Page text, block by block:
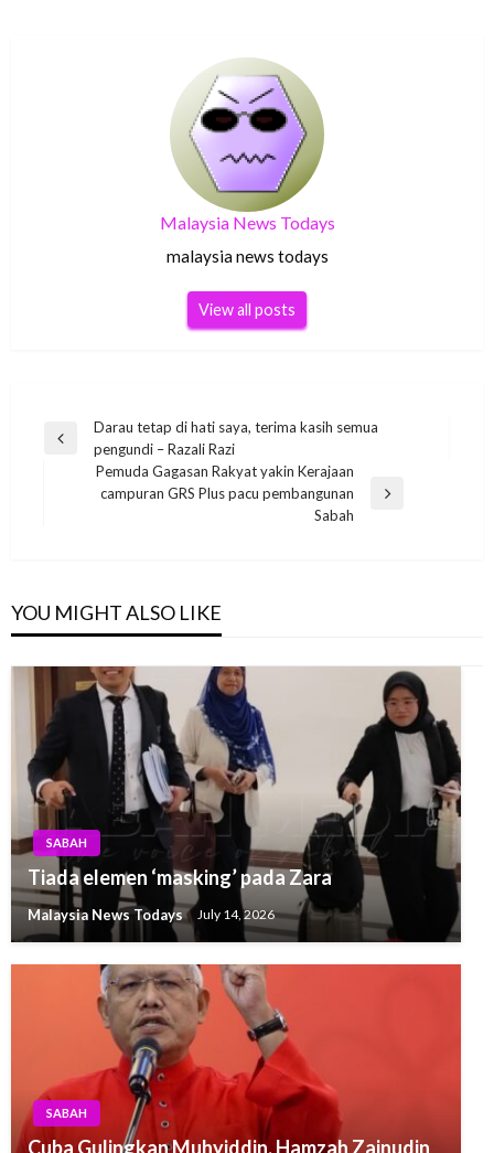
Malaysia News Todays
malaysia news todays
View all posts
Post
navigation
Previous
Darau tetap di hati saya, terima kasih semua
pengundi – Razali Razi
Pemuda Gagasan Rakyat yakin Kerajaan
campuran GRS Plus pacu pembangunan
Sabah
YOU MIGHT ALSO LIKE
SABAH
Tiada elemen ‘masking’ pada Zara
Malaysia News Todays July 14, 2026
SABAH
Cuba Gulingkan Muhyiddin, Hamzah Zainudin